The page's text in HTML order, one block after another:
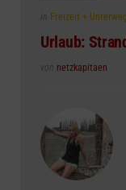
Posted
in Freizeit +
Urlaub:
Posted
von netzkapitaen